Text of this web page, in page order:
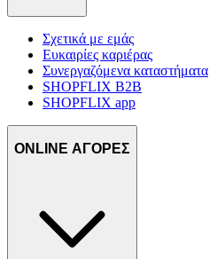
Σχετικά με εμάς
Ευκαιρίες καριέρας
Συνεργαζόμενα καταστήματα
SHOPFLIX B2B
SHOPFLIX app
ONLINE ΑΓΟΡΕΣ